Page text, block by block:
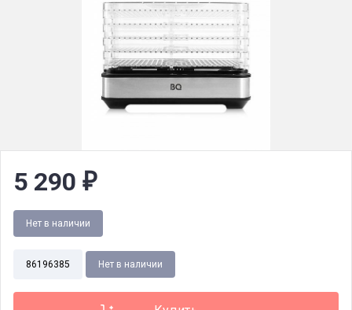
5 290 ₽
Нет в наличии
86196385 Нет в наличии